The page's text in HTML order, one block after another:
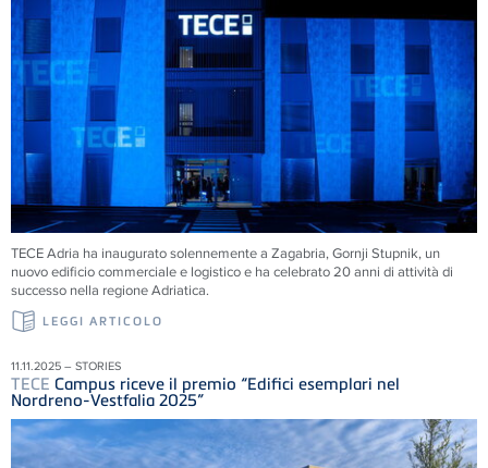
TECEAdria ha inaugurato solennemente a Zagabria, Gornji Stupnik, un
nuovo edificio commerciale e logistico e ha celebrato 20 anni di attività di
successo nella regione Adriatica.
LEGGI ARTICOLO
11.11.2025 – STORIES
TECE Campus riceve il premio “Edifici esemplari nel
Nordreno-Vestfalia 2025”